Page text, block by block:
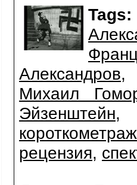
Tags:
Александров
Михаил
Эйзенштейн
рецензия,